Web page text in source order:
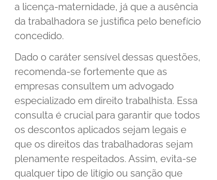
a licença-maternidade, já que a ausência
da trabalhadora se justifica pelo benefício
concedido.
Dado o caráter sensível dessas questões,
recomenda-se fortemente que as
empresas consultem um advogado
especializado em direito trabalhista. Essa
consulta é crucial para garantir que todos
os descontos aplicados sejam legais e
que os direitos das trabalhadoras sejam
plenamente respeitados. Assim, evita-se
qualquer tipo de litígio ou sanção que